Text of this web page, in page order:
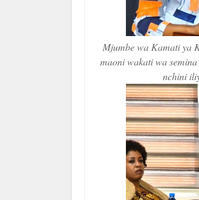
Mjumbe wa Kamati ya
maoni wakati wa
nchini